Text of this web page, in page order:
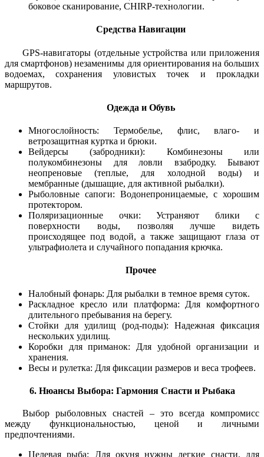
боковое сканирование, CHIRP-технологии.
Средства Навигации
GPS-навигаторы (отдельные устройства или приложения
для смартфонов) незаменимы для ориентирования на больших
водоемах, сохранения уловистых точек и прокладки
маршрутов.
Одежда и Обувь
Многослойность: Термобелье, флис, влаго- и
ветрозащитная куртка и брюки.
Вейдерсы (забродники): Комбинезоны или
полукомбинезоны для ловли взабродку. Бывают
неопреновые (теплые, для холодной воды) и
мембранные (дышащие, для активной рыбалки).
Рыболовные сапоги: Водонепроницаемые, с хорошим
протектором.
Поляризационные очки: Устраняют блики с
поверхности воды, позволяя лучше видеть
происходящее под водой, а также защищают глаза от
ультрафиолета и случайного попадания крючка.
Прочее
Налобный фонарь: Для рыбалки в темное время суток.
Раскладное кресло или платформа: Для комфортного
длительного пребывания на берегу.
Стойки для удилищ (род-поды): Надежная фиксация
нескольких удилищ.
Коробки для приманок: Для удобной организации и
хранения.
Весы и рулетка: Для фиксации размеров и веса трофеев.
6. Нюансы Выбора: Гармония Снасти и Рыбака
Выбор рыболовных снастей – это всегда компромисс
между функциональностью, ценой и личными
предпочтениями.
Целевая рыба: Для окуня нужны легкие снасти, для